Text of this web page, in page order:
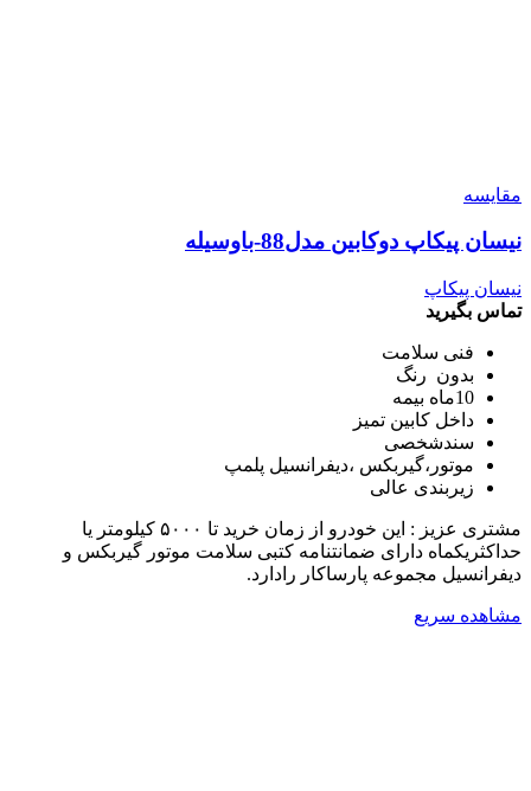
مقایسه
نیسان پیکاپ دوکابین مدل88-باوسیله
نیسان پیکاپ
تماس بگیرید
فنی سلامت
بدون رنگ
10ماه بیمه
داخل کابین تمیز
سندشخصی
موتور،گیربکس ،دیفرانسیل پلمپ
زیربندی عالی
مشتری عزیز : این خودرو از زمان خرید تا ۵۰۰۰ کیلومتر یا
حداکثریکماه دارای ضمانتنامه کتبی سلامت موتور گیربکس و
دیفرانسیل مجموعه پارساکار رادارد.
مشاهده سریع